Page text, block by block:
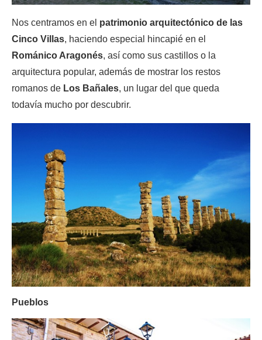
Nos centramos en el patrimonio arquitectónico de las
Cinco Villas, haciendo especial hincapié en el
Románico Aragonés, así como sus castillos o la
arquitectura popular, además de mostrar los restos
romanos de Los Bañales, un lugar del que queda
todavía mucho por descubrir.
Pueblos